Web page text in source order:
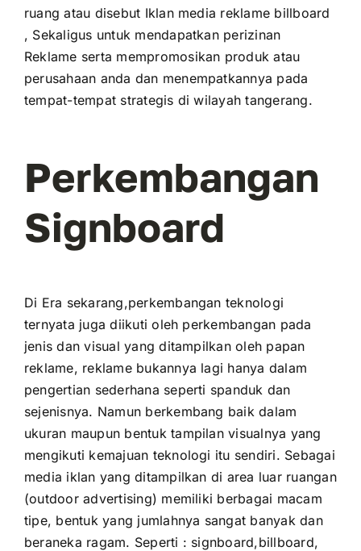
ruang atau disebut Iklan media reklame billboard
, Sekaligus untuk mendapatkan perizinan
Reklame serta mempromosikan produk atau
perusahaan anda dan menempatkannya pada
tempat-tempat strategis di wilayah tangerang.
Perkembangan
Signboard
Di Era sekarang,perkembangan teknologi
ternyata juga diikuti oleh perkembangan pada
jenis dan visual yang ditampilkan oleh papan
reklame, reklame bukannya lagi hanya dalam
pengertian sederhana seperti spanduk dan
sejenisnya. Namun berkembang baik dalam
ukuran maupun bentuk tampilan visualnya yang
mengikuti kemajuan teknologi itu sendiri. Sebagai
media iklan yang ditampilkan di area luar ruangan
(outdoor advertising) memiliki berbagai macam
tipe, bentuk yang jumlahnya sangat banyak dan
beraneka ragam. Seperti : signboard,billboard,